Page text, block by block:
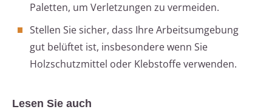
Paletten, um Verletzungen zu vermeiden.
Stellen Sie sicher, dass Ihre Arbeitsumgebung
gut belüftet ist, insbesondere wenn Sie
Holzschutzmittel oder Klebstoffe verwenden.
Lesen Sie auch